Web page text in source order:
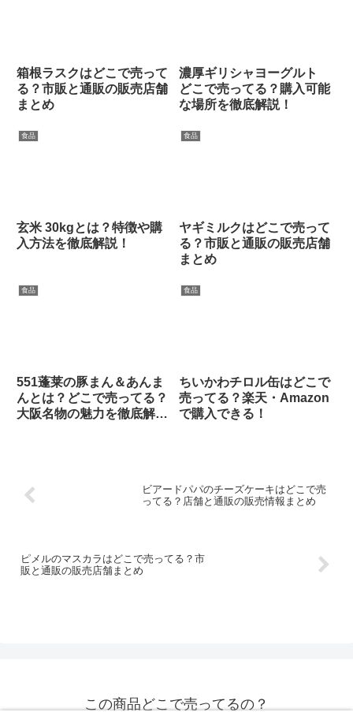
箱根ラスクはどこで売って
る？市販と通販の販売店舗
まとめ
濃厚ギリシャヨーグルト
どこで売ってる？購入可能
な場所を徹底解説！
食品
玄米 30kgとは？特徴や購
入方法を徹底解説！
食品
ヤギミルクはどこで売って
る？市販と通販の販売店舗
まとめ
食品
551蓬莱の豚まん＆あんま
んとは？どこで売ってる？
大阪名物の魅力を徹底解
食品
ちいかわチロル缶はどこで
売ってる？楽天・Amazon
で購入できる！
ビアードパパのチーズケーキはどこで売
ってる？店舗と通販の販売情報まとめ
ピメルのマスカラはどこで売ってる？市
販と通販の販売店舗まとめ
この商品どこで売ってるの？